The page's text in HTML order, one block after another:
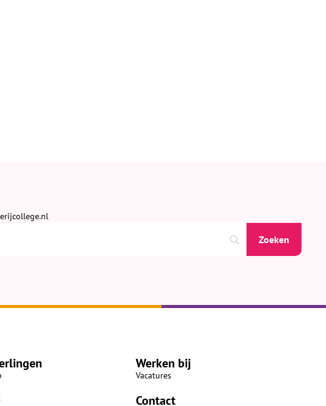
Werken bij
Vacatures
Contact